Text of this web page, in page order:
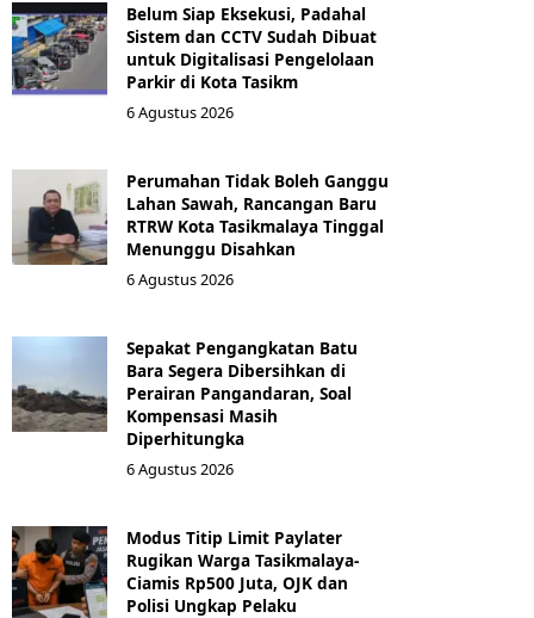
Belum Siap Eksekusi, Padahal
Sistem dan CCTV Sudah Dibuat
untuk Digitalisasi Pengelolaan
Parkir di Kota Tasikm
6 Agustus 2026
Perumahan Tidak Boleh Ganggu
Lahan Sawah, Rancangan Baru
RTRW Kota Tasikmalaya Tinggal
Menunggu Disahkan
6 Agustus 2026
Sepakat Pengangkatan Batu
Bara Segera Dibersihkan di
Perairan Pangandaran, Soal
Kompensasi Masih
Diperhitungka
6 Agustus 2026
Modus Titip Limit Paylater
Rugikan Warga Tasikmalaya-
Ciamis Rp500 Juta, OJK dan
Polisi Ungkap Pelaku